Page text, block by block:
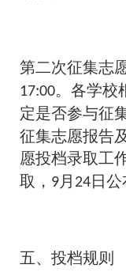
第二次征集志
17:00。各学校
定是否参与征
征集志愿报告
愿投档录取工
取， 9 月 24 日
五、投档规则